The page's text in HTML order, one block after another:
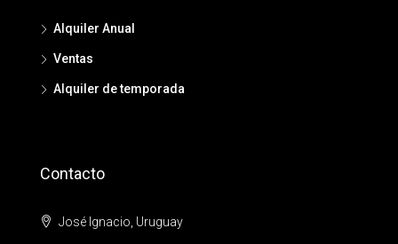
Alquiler Anual
Ventas
Alquiler de temporada
Contacto
José Ignacio, Uruguay